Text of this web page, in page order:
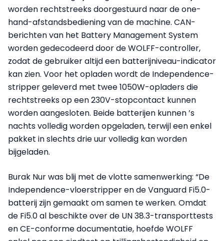
worden rechtstreeks doorgestuurd naar de one-
hand-afstandsbediening van de machine. CAN-
berichten van het Battery Management System
worden gedecodeerd door de WOLFF-controller,
zodat de gebruiker altijd een batterijniveau-indicator
kan zien. Voor het opladen wordt de Independence-
stripper geleverd met twee 1050W-opladers die
rechtstreeks op een 230V-stopcontact kunnen
worden aangesloten. Beide batterijen kunnen ’s
nachts volledig worden opgeladen, terwijl een enkel
pakket in slechts drie uur volledig kan worden
bijgeladen.
Burak Nur was blij met de vlotte samenwerking: “De
Independence-vloerstripper en de Vanguard Fi5.0-
batterij zijn gemaakt om samen te werken. Omdat
de Fi5.0 al beschikte over de UN 38.3-transporttests
en CE-conforme documentatie, hoefde WOLFF